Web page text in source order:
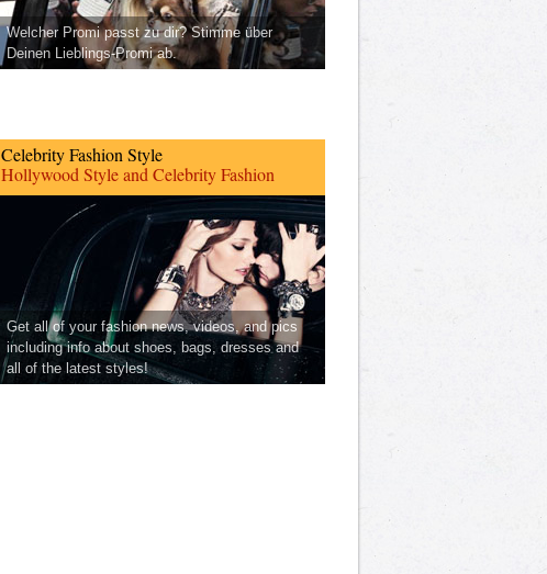
Welcher Promi passt zu dir? Stimme über
Deinen Lieblings-Promi ab.
Celebrity Fashion Style
Hollywood Style and Celebrity Fashion
Get all of your fashion news, videos, and pics
including info about shoes, bags, dresses and
all of the latest styles!